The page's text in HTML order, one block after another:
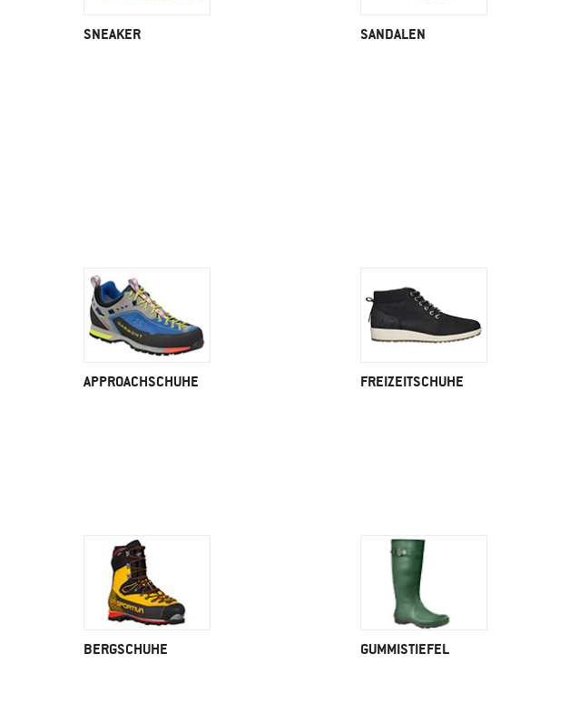
SNEAKER SANDALEN
APPROACHSCHUHE FREIZEITSCHUHE
BERGSCHUHE GUMMISTIEFEL